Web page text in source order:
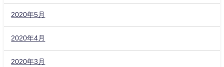
2020年5月
2020年4月
2020年3月